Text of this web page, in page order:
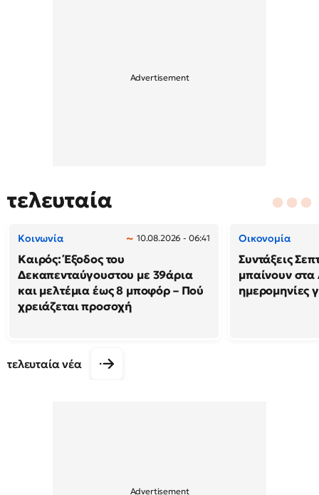
τελευταία
Κοινωνία 10.08.2026 - 06:41
Καιρός: Έξοδος του
Δεκαπενταύγουστου με 39άρια
και μελτέμια έως 8 μποφόρ – Πού
χρειάζεται προσοχή
Οικονομία
Συντάξεις
μπαίνουν
ημερομηνίες
τελευταία νέα